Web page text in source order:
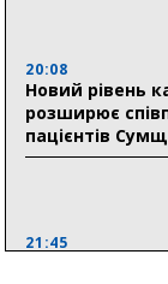
Олексій
стійкості
20:08
Новий рівень
розширює
пацієнтів
21:45